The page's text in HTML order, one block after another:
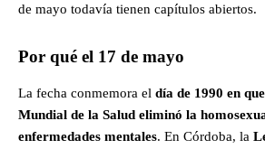
de mayo todavía tienen capítulos abiertos.
Por qué el 17 de mayo
La fecha conmemora el día de 1990 en
Mundial de la Salud eliminó la
enfermedades mentales. En Córdoba, la